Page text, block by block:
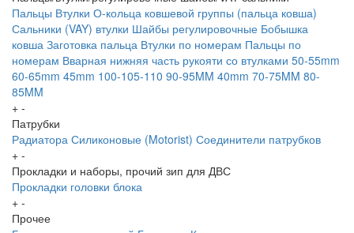
Пальцы Втулки О-кольца ковшевой группы (пальца ковша)
Сальники (VAY) втулки Шайбы регулировочные Бобышка
ковша Заготовка пальца Втулки по номерам Пальцы по
номерам Вварная нижняя часть рукояти со втулками 50-55mm
60-65mm 45mm 100-105-110 90-95MM 40mm 70-75MM 80-
85MM
+ -
Патрубки
Радиатора Силиконовые (Motorist) Соединители патрубков
+ -
Прокладки и наборы, прочий зип для ДВС
Прокладки головки блока
+ -
Прочее